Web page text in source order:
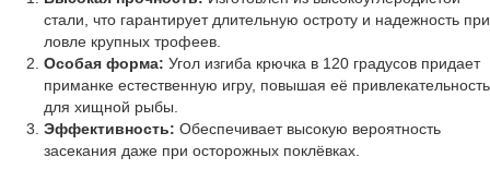
стали, что гарантирует длительную остроту и надежность при
ловле крупных трофеев.
Особая форма: Угол изгиба крючка в 120 градусов придает
приманке естественную игру, повышая её привлекательность
для хищной рыбы.
Эффективность: Обеспечивает высокую вероятность
засекания даже при осторожных поклёвках.